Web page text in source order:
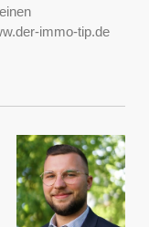
immo-tip.de